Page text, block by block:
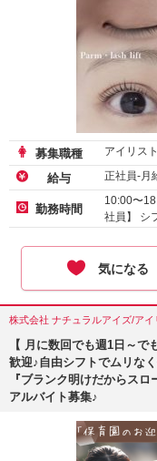
募集職種 アイリスト
給与 正社員-月
勤務時間
10:00〜
社員】 シ
気になる
株式会社 ナチュラルアイズ/アイ
【 月に数回でも週1日～
歓迎♪自由シフトでムリな
『ブランク明けだからス
アルバイト募集♪